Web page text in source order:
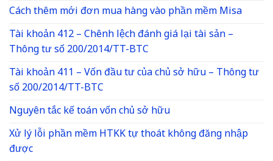
Cách thêm mới đơn mua hàng vào phần mềm Misa
Tài khoản 412 – Chênh lệch đánh giá lại tài sản –
Thông tư số 200/2014/TT-BTC
Tài khoản 411 – Vốn đầu tư của chủ sở hữu – Thông tư
số 200/2014/TT-BTC
Nguyên tắc kế toán vốn chủ sở hữu
Xử lý lỗi phần mềm HTKK tự thoát không đăng nhập
được